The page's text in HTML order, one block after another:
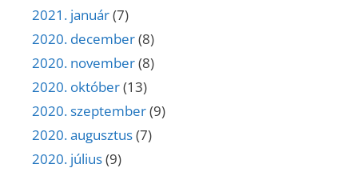
2021. január(7)
2020. december(8)
2020. november(8)
2020. október(13)
2020. szeptember(9)
2020. augusztus(7)
2020. július(9)